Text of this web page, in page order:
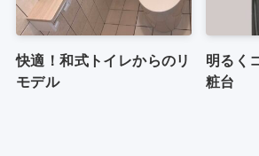
快適！和式トイレからのリ
モデル
明るく
粧台